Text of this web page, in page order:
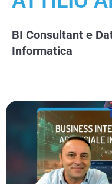
BI Consultant e
Informatica